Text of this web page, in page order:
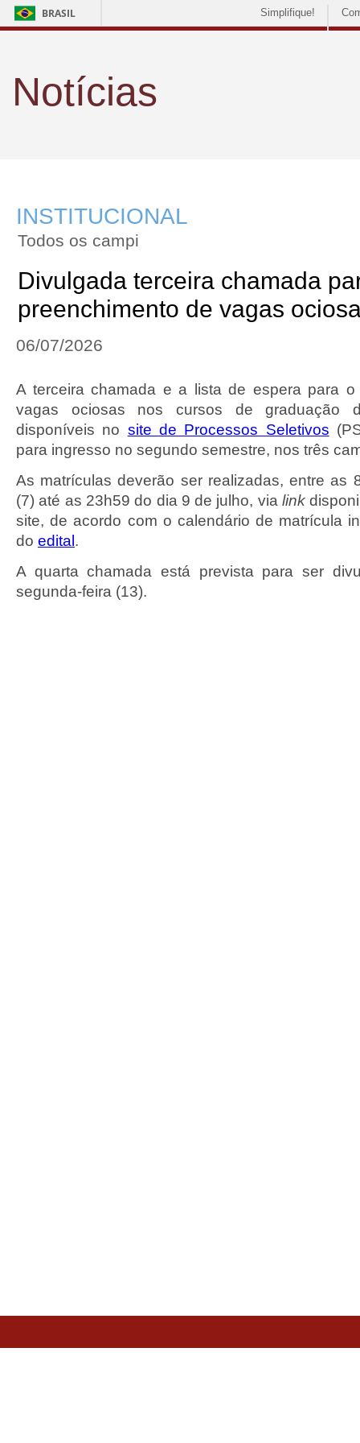
BRASIL Simplifique!
Notícias
INSTITUCIONAL
Todos os campi
Divulgada terceira chamada
preenchimento de vagas
06/07/2026
A terceira chamada e a lista de espera para o
vagas ociosas nos cursos de graduação
disponíveis no site de Processos Seletivos
para ingresso no segundo semestre, nos três
As matrículas deverão ser realizadas, entre as
(7) até as 23h59 do dia 9 de julho, vialink
site, de acordo com o calendário de matrícula
do edital .
A quarta chamada está prevista para ser
segunda-feira (13).